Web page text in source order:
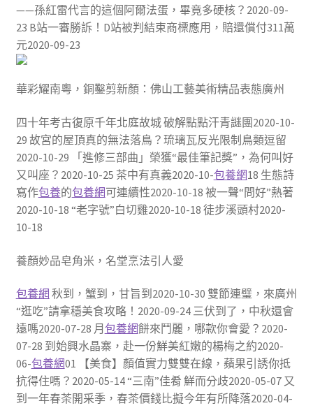
——孫紅雷代言的這個阿爾法蛋，畢竟多硬核？2020-09-
23 B站一審勝訴！D站被判結束商標應用，賠還償付311萬
元2020-09-23
華彩耀南粵，銅鑿剪新顏：佛山工藝美術精品表態廣州
四十年考古復原千年北庭故城 破解點點汗青謎團2020-10-
29 故宮的屋頂真的無法落鳥？琉璃瓦反光限制鳥類逗留
2020-10-29 「進修三部曲」榮獲“最佳筆記獎”，為何叫好
又叫座？2020-10-25 茶中有真義2020-10-包養網18 生態詩
寫作包養的包養網可連續性2020-10-18 被一聲“問好”熱著
2020-10-18 “老字號”白切雞2020-10-18 徒步溪頭村2020-
10-18
養顏妙品皂角米，名堂烹法引人愛
包養網 秋到，蟹到，甘旨到2020-10-30 雙節連璧，來廣州
“逛吃”請拿穩美食攻略！2020-09-24 三伏到了，中秋還會
遠嗎2020-07-28 月 包養網餅來鬥麗，哪款你會愛？2020-
07-28 到始興水晶寨，赴一份鮮美紅嫩的楊梅之約2020-
06-包養網01 【美食】顏值實力雙雙在線，蘋果引誘你抵
抗得住嗎？2020-05-14 “三南”佳肴 鮮而分歧2020-05-07 又
到一年春茶開采季，春茶價錢比擬今年有所降落2020-04-